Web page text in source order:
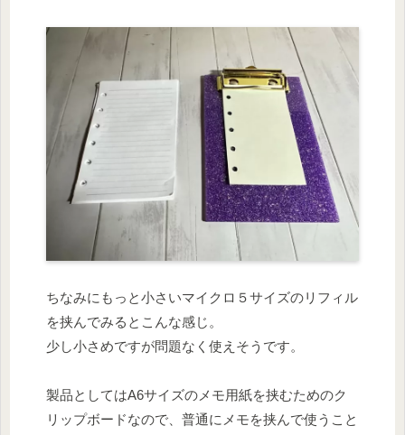
ちなみにもっと小さいマイクロ５サイズのリフィル
を挟んでみるとこんな感じ。
少し小さめですが問題なく使えそうです。
製品としてはA6サイズのメモ用紙を挟むためのク
リップボードなので、普通にメモを挟んで使うこと